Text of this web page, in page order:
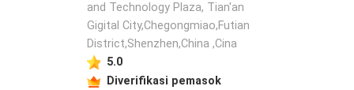
and Technology Plaza, Tian'an
Gigital City,Chegongmiao,Futian
District,Shenzhen,China ,Cina
5.0
Diverifikasi pemasok